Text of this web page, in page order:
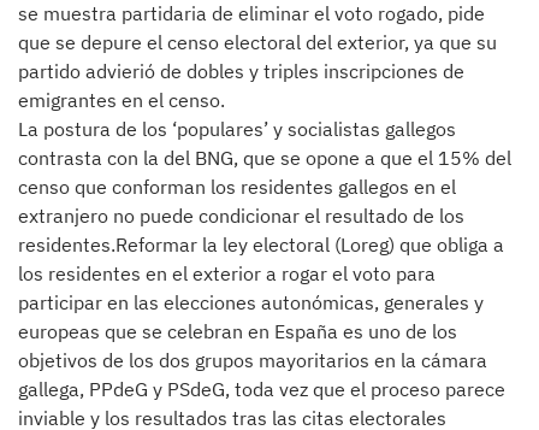
se muestra partidaria de eliminar el voto rogado, pide
que se depure el censo electoral del exterior, ya que su
partido advierió de dobles y triples inscripciones de
emigrantes en el censo.
La postura de los ‘populares’ y socialistas gallegos
contrasta con la del BNG, que se opone a que el 15% del
censo que conforman los residentes gallegos en el
extranjero no puede condicionar el resultado de los
residentes.Reformar la ley electoral (Loreg) que obliga a
los residentes en el exterior a rogar el voto para
participar en las elecciones autonómicas, generales y
europeas que se celebran en España es uno de los
objetivos de los dos grupos mayoritarios en la cámara
gallega, PPdeG y PSdeG, toda vez que el proceso parece
inviable y los resultados tras las citas electorales